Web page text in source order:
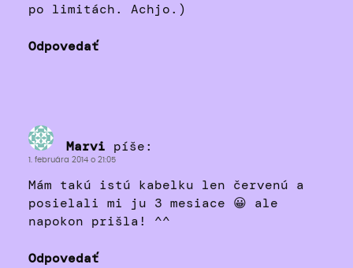
po limitách. Achjo.)
Odpovedať
Marvi píše:
1. februára 2014 o 21:05
Mám takú istú kabelku len červenú a
posielali mi ju 3 mesiace 😀 ale
napokon prišla! ^^
Odpovedať